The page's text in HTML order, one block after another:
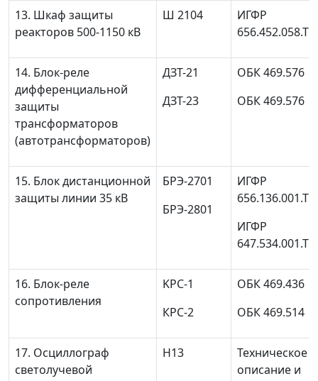
13. Шкаф защиты
реакторов 500-1150 кВ
Ш 2104
ИГФР
656.452.058.ТО
14. Блок-реле
дифференциальной
защиты
трансформаторов
(автотрансформаторов)
ДЗТ-21
ДЗТ-23
ОБК 469.576
ОБК 469.576
15. Блок дистанционной
защиты линии 35 кВ
БРЭ-2701
БРЭ-2801
ИГФР
656.136.001.ТО
ИГФР
647.534.001.ТО
16. Блок-реле
сопротивления
KPC-1
КРС-2
ОБК 469.436
ОБК 469.514
17. Осциллограф
светолучевой
Н13
Техническое
описание и